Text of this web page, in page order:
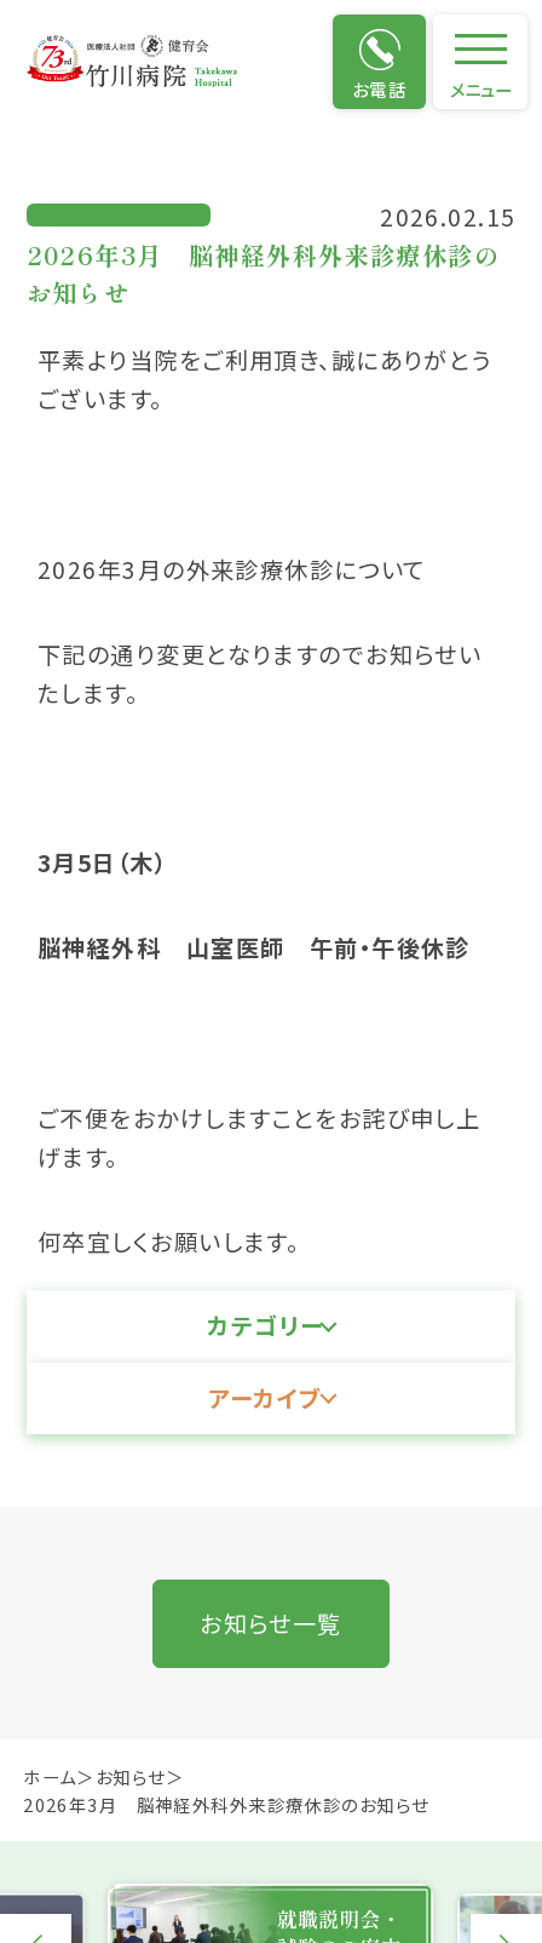
お電話 メニュー
お知らせ
ホーム
お知らせ
2026年3月 脳神経外科外来診療休診のお知らせ
カテゴリー
アーカイブ
2026.02.15
2026年3月 脳神経外科外来診療休診の
お知らせ
平素より当院をご利用頂き、誠にありがとう
ございます。
2026年3月の外来診療休診について
下記の通り変更となりますのでお知らせい
たします。
3月5日（木）
脳神経外科 山室医師 午前・午後休診
ご不便をおかけしますことをお詫び申し上
げます。
何卒宜しくお願いします。
お知らせ一覧